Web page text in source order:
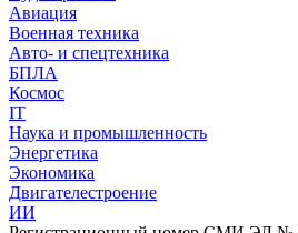
Авиация
Военная техника
Авто- и спецтехника
БПЛА
Космос
IT
Наука и промышленность
Энергетика
Экономика
Двигателестроение
ИИ